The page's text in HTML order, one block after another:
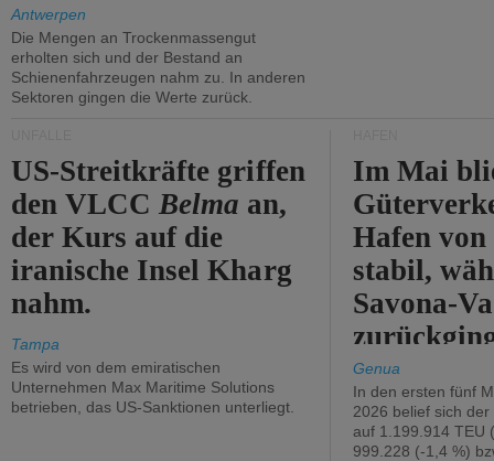
Antwerpen
Die Mengen an Trockenmassengut
erholten sich und der Bestand an
Schienenfahrzeugen nahm zu. In anderen
Sektoren gingen die Werte zurück.
US-Streitkräfte griffen
den VLCCBelma an,
der Kurs auf die
iranische Insel Kharg
nahm.
Tampa
Es wird von dem emiratischen
Unternehmen Max Maritime Solutions
betrieben, das US-Sanktionen unterliegt.
Im Mai
Hafen von
stabil,
Savona-
Genua
In den ersten fünf
2026 belief sich
auf 1.199.914 TEU
999.228 (-1,4 %)